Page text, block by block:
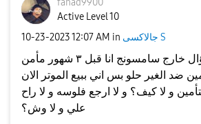
fahad9900
Active Level 10
‎10-23-202312:07 AM in جالاكسى S
السلام عليكم سؤال خارج سامسونج انا قبل ٣ شهور مأمن
ضد الغير حلو بس اني ببيع الموتر الان
و لا كيف؟ و لا ارجع فلوسه و لا راح
علي و لا وش؟